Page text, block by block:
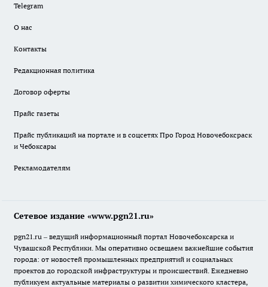
Telegram
О нас
Контакты
Редакционная политика
Договор оферты
Прайс газеты
Прайс публикаций на портале и в соцсетях Про Город Новочебоксраск
и Чебоксары
Рекламодателям
Сетевое издание «www.pgn21.ru»
pgn21.ru – ведущий информационный портал Новочебоксарска и
Чувашской Республики. Мы оперативно освещаем важнейшие события
города: от новостей промышленных предприятий и социальных
проектов до городской инфраструктуры и происшествий. Ежедневно
публикуем актуальные материалы о развитии химического кластера,